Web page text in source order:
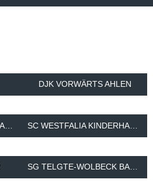
DJK VORWÄRTS AHLEN
SC WESTFALIA KINDERHAUS 3 SC WESTFALIA KINDERHAUS 4
SG TELGTE-WOLBECK BASKETS 3